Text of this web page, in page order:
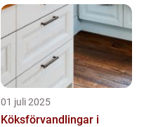
01 juli 2025
Köksförvandlingar i